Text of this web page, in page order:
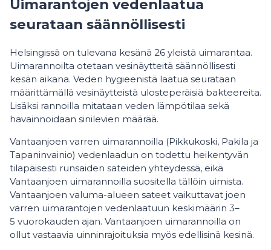
Uimarantojen vedenlaatua
seurataan säännöllisesti
Helsingissä on tulevana kesänä 26 yleistä uimarantaa.
Uimarannoilta otetaan vesinäytteitä säännöllisesti
kesän aikana. Veden hygieenistä laatua seurataan
määrittämällä vesinäytteistä ulosteperäisiä bakteereita.
Lisäksi rannoilla mitataan veden lämpötilaa sekä
havainnoidaan sinilevien määrää.
Vantaanjoen varren uimarannoilla (Pikkukoski, Pakila ja
Tapaninvainio) vedenlaadun on todettu heikentyvän
tilapäisesti runsaiden sateiden yhteydessä, eikä
Vantaanjoen uimarannoilla suositella tällöin uimista.
Vantaanjoen valuma-alueen sateet vaikuttavat joen
varren uimarantojen vedenlaatuun keskimäärin 3–
5 vuorokauden ajan. Vantaanjoen uimarannoilla on
ollut vastaavia uinninrajoituksia myös edellisinä kesinä.